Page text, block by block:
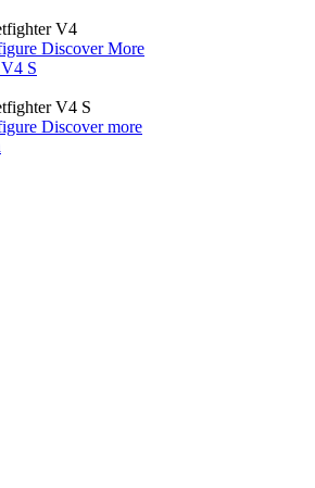
V4
Discover More
V4 S
V4 S
Discover more